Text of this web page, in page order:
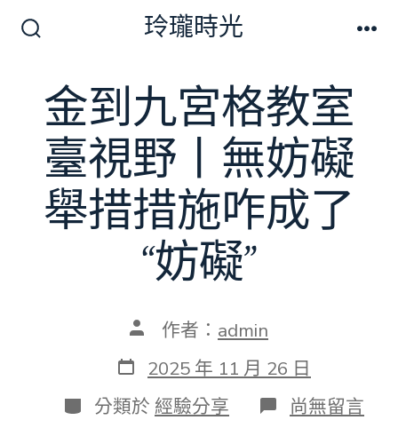
換
開
關
玲瓏時光
金到九宮格教室
臺視野丨無妨礙
舉措措施咋成了
“妨礙”
文
作
者
作者： admin
發
表
日
期
2025 年 11 月 26 日
分
類
分類於 經驗分享 在
尚無留言